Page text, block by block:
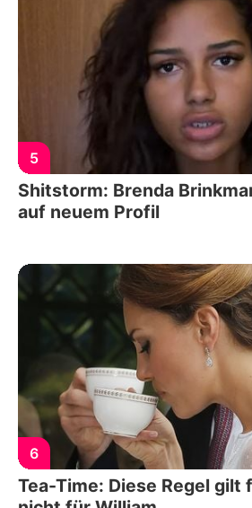
5
Shitstorm: Brenda
auf neuem Profil
6
Tea-Time: Diese Regel gilt